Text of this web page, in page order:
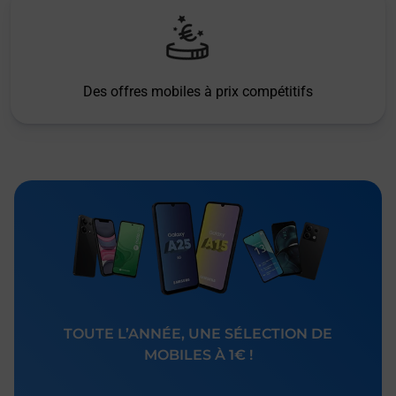
Des offres mobiles à prix compétitifs
TOUTE L’ANNÉE, UNE SÉLECTION DE
MOBILES À 1€ !